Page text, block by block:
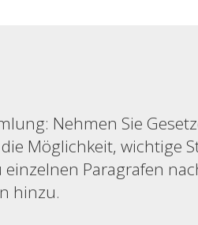
Nehmen Sie
Möglichkeit, wichtige
Paragrafen
hinzu.